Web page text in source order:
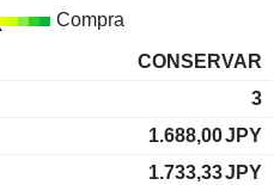
Compra
CONSERVAR
3
1.688,00JPY
1.733,33JPY